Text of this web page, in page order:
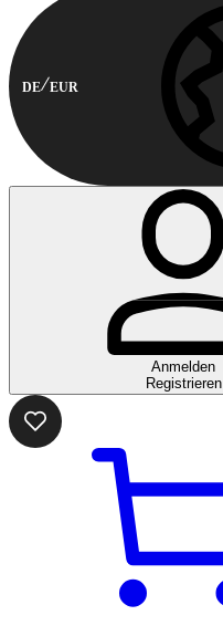
DE EUR
Anmelden
Registrieren